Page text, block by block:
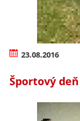
23.08.2016
Športový